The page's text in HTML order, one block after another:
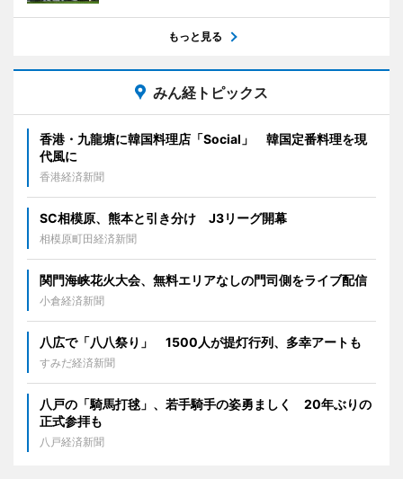
もっと見る
みん経トピックス
香港・九龍塘に韓国料理店「Social」 韓国定番料理を現
代風に
香港経済新聞
SC相模原、熊本と引き分け J3リーグ開幕
相模原町田経済新聞
関門海峡花火大会、無料エリアなしの門司側をライブ配信
小倉経済新聞
八広で「八八祭り」 1500人が提灯行列、多幸アートも
すみだ経済新聞
八戸の「騎馬打毬」、若手騎手の姿勇ましく 20年ぶりの
正式参拝も
八戸経済新聞